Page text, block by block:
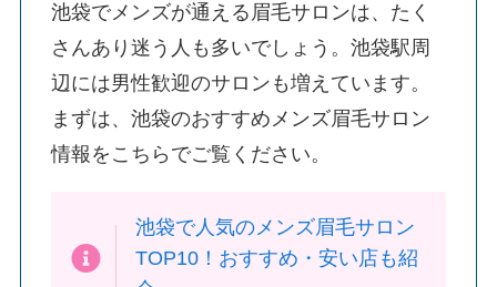
池袋でメンズが通える眉毛サロンは、たく
さんあり迷う人も多いでしょう。池袋駅周
辺には男性歓迎のサロンも増えています。
まずは、池袋のおすすめメンズ眉毛サロン
情報をこちらでご覧ください。
池袋で人気のメンズ眉毛サロン
TOP10！おすすめ・安い店も紹